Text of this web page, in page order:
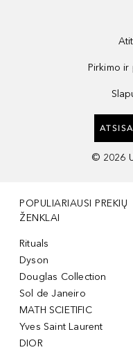
Pirkimo
© 2026
POPULIARIAUSI PREKIŲ
ŽENKLAI
Rituals
Dyson
Douglas Collection
Sol de Janeiro
MATH SCIETIFIC
Yves Saint Laurent
DIOR